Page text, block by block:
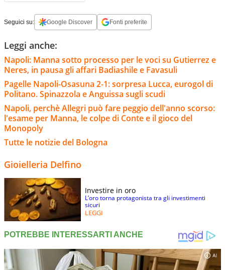
Seguici su: Google Discover Fonti preferite
Leggi anche:
Napoli: Manna sotto processo per le voci su Gutierrez e
Neres, in pausa gli affari Badiashile e Favasuli
Pagelle Napoli-Osasuna 2-1: sorpresa Lucca, eurogol di
Politano. Spinazzola e Anguissa sugli scudi
Napoli, perchè Allegri può fare peggio dell'anno scorso:
l'esame per Manna, le colpe di Conte e il gioco del
Monopoly
Tutte le notizie del Bologna
Gioielleria Delfino
Investire in oro
L’oro torna protagonista tra gli investimenti
sicuri
LEGGI